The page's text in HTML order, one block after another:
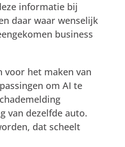
informatie bij
daar waar wenselijk
business
voor het maken van
om AI te
van dezelfde auto.
dat scheelt